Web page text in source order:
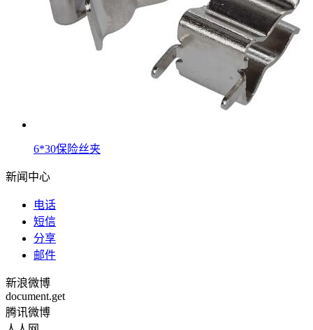
6*30保险丝夹
新闻中心
电话
短信
分享
邮件
新浪微博
document.get
腾讯微博